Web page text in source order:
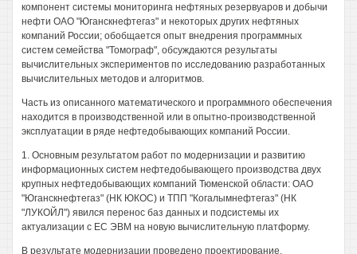
компонент системы мониторинга нефтяных резервуаров и добычи
нефти ОАО "Юганскнефтегаз" и некоторых других нефтяных
компаний России; обобщается опыт внедрения программных
систем семейства "Томограф", обсуждаются результаты
вычислительных экспериментов по исследованию разработанных
вычислительных методов и алгоритмов.
Часть из описанного математического и программного обеспечения
находится в производственной или в опытно-производственной
эксплуатации в ряде нефтедобывающих компаний России.
1. Основным результатом работ по модернизации и развитию
информационных систем нефтедобывающего производства двух
крупных нефтедобывающих компаний Тюменской области: ОАО
"Юганскнефтегаз" (НК ЮКОС) и ТПП "Когалымнефтегаз" (НК
"ЛУКОЙЛ") явился перенос баз данных и подсистемы их
актуализации с ЕС ЭВМ на новую вычислительную платформу.
В результате модернизации проведено проектирование,